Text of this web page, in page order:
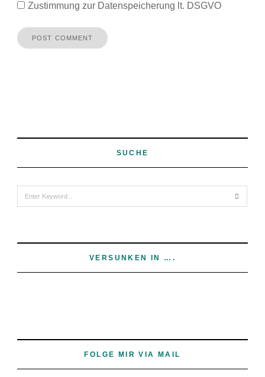
Zustimmung zur Datenspeicherung lt. DSGVO
SUCHE
VERSUNKEN IN ….
FOLGE MIR VIA MAIL